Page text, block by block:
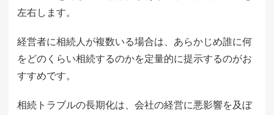
左右します。
経営者に相続人が複数いる場合は、あらかじめ誰に何
をどのくらい相続するのかを定量的に提示するのがお
すすめです。
相続トラブルの長期化は、会社の経営に悪影響を及ぼ